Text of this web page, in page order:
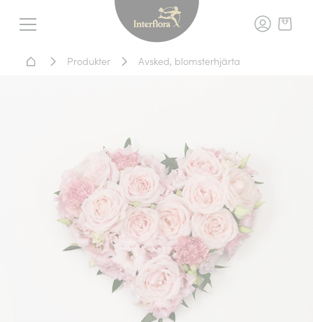
Meny
Interflora -
Hem - Blomsterleverans
Produkter Avsked, blomsterhjärta